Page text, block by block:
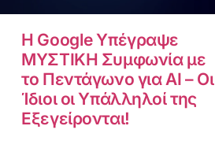
Η Google Υπέγραψε
ΜΥΣΤΙΚΗ Συμφωνία με
το Πεντάγωνο για AI – Οι
Ίδιοι οι Υπάλληλοί της
Εξεγείρονται!